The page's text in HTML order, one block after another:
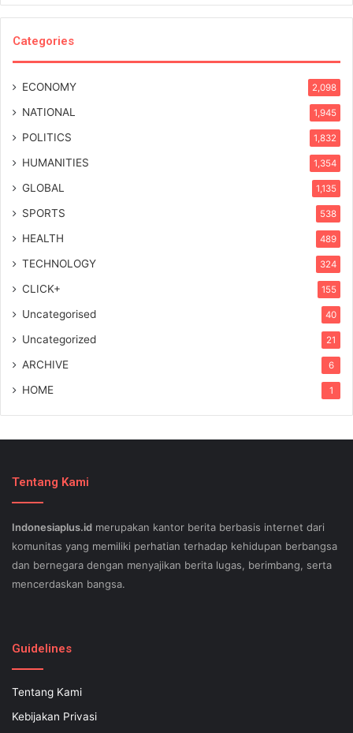
Categories
ECONOMY 2,098
NATIONAL 1,945
POLITICS 1,832
HUMANITIES 1,354
GLOBAL 1,135
SPORTS 538
HEALTH 489
TECHNOLOGY 324
CLICK+ 155
Uncategorised 40
Uncategorized 21
ARCHIVE 6
HOME 1
Tentang Kami
Indonesiaplus.id merupakan kantor berita berbasis internet dari
komunitas yang memiliki perhatian terhadap kehidupan berbangsa
dan bernegara dengan menyajikan berita lugas, berimbang, serta
mencerdaskan bangsa.
your small business stand out exam gst from the opposition and
Since the artwork of WEBSITE SEO is always adjusting, it's difficult
to know what your internet-site needs aid exam 500-551 and who
Guidelines
Tentang Kami
Kebijakan Privasi